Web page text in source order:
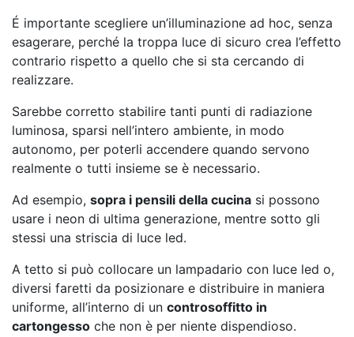
É importante scegliere un’illuminazione ad hoc, senza
esagerare, perché la troppa luce di sicuro crea l’effetto
contrario rispetto a quello che si sta cercando di
realizzare.
Sarebbe corretto stabilire tanti punti di radiazione
luminosa, sparsi nell’intero ambiente, in modo
autonomo, per poterli accendere quando servono
realmente o tutti insieme se è necessario.
Ad esempio, sopra i pensili della cucina si possono
usare i neon di ultima generazione, mentre sotto gli
stessi una striscia di luce led.
A tetto si può collocare un lampadario con luce led o,
diversi faretti da posizionare e distribuire in maniera
uniforme, all’interno di un controsoffitto in
cartongesso che non è per niente dispendioso.